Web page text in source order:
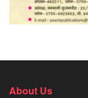
About Us